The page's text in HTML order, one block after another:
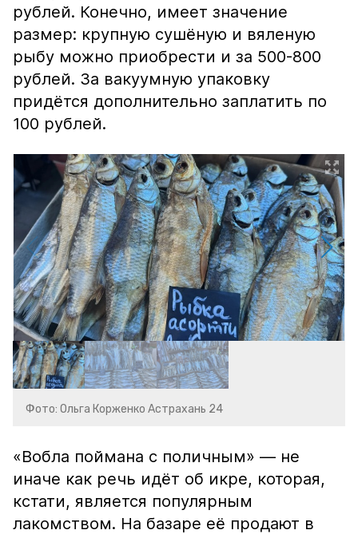
рублей. Конечно, имеет значение
размер: крупную сушёную и вяленую
рыбу можно приобрести и за 500-800
рублей. За вакуумную упаковку
придётся дополнительно заплатить по
100 рублей.
Фото: Ольга Корженко Астрахань 24
«Вобла поймана с поличным» — не
иначе как речь идёт об икре, которая,
кстати, является популярным
лакомством. На базаре её продают в